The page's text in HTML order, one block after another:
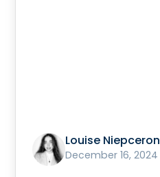
Louise Niepceron
December 16, 2024